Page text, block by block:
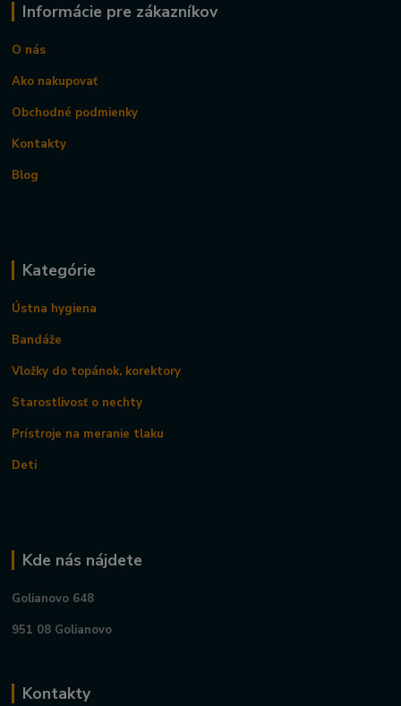
Informácie pre zákazníkov
O nás
Ako nakupovať
Obchodné podmienky
Kontakty
Blog
Kategórie
Ústna hygiena
Bandáže
Vložky do topánok, korektory
Starostlivosť o nechty
Prístroje na meranie tlaku
Deti
Kde nás nájdete
Golianovo 648
951 08 Golianovo
Kontakty